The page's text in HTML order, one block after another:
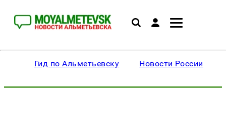
Гид по Альметьевску Новости России